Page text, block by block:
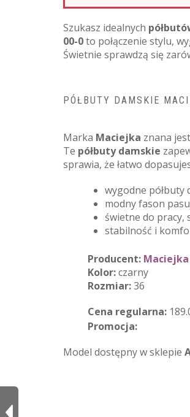
Szukasz idealnych
00-0to połączenie stylu,
Świetnie sprawdzą się
PÓŁBUTY DAMSKIE
Marka Maciejka znana
Te półbuty damskie
sprawia, że łatwo
wygodne półbuty
modny fason
świetne do pracy,
stabilność i
Producent: Maciejka
Kolor:czarny
Rozmiar:36
Cena regularna:
Promocja:
Model dostępny w sklepie